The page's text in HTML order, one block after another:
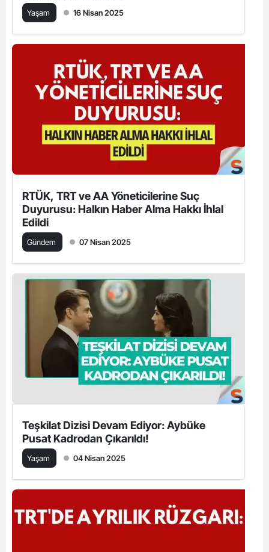
Yaşam 16 Nisan 2025
RTÜK, TRT ve AA Yöneticilerine Suç
Duyurusu: Halkın Haber Alma Hakkı İhlal
Edildi
Gündem 07 Nisan 2025
Teşkilat Dizisi Devam Ediyor: Aybüke
Pusat Kadrodan Çıkarıldı!
Yaşam 04 Nisan 2025